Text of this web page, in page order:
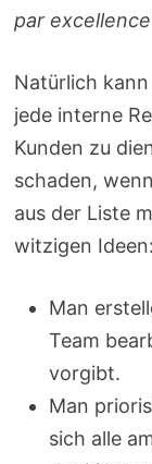
par
Natürlich
jede interne
Kunden zu
schaden,
aus der Liste
witzigen Ideen:
Man
Team
vorgibt.
Man
sich alle